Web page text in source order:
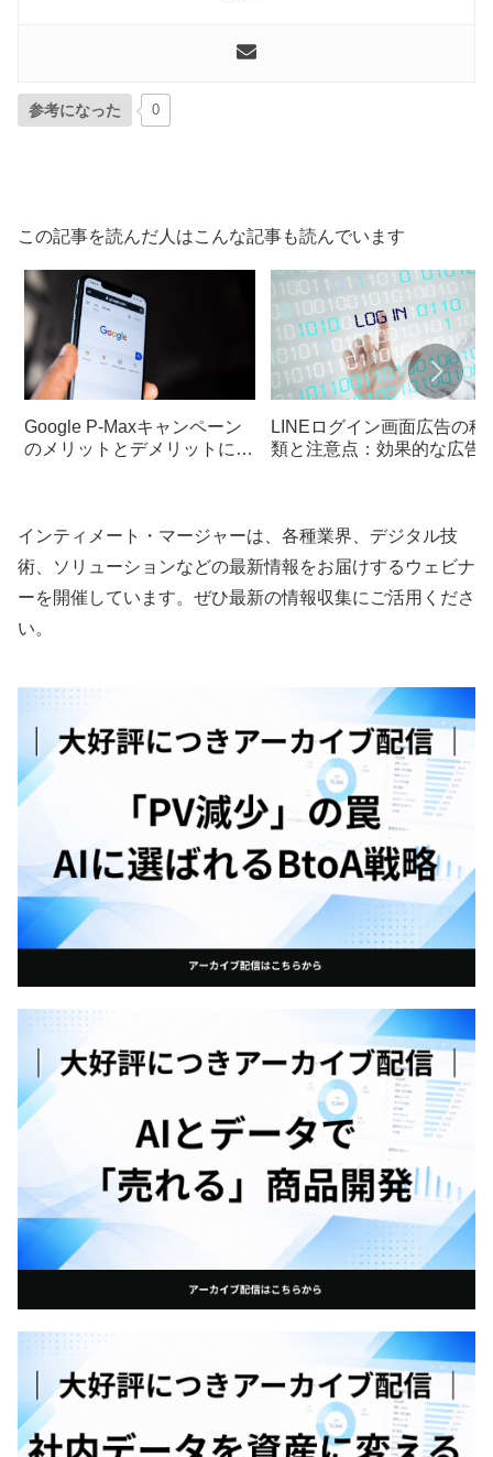
参考になった 0
この記事を読んだ人はこんな記事も読んでいます
Google P-Maxキャンペーン
のメリットとデメリットにつ
LINEログイン画面広告の種
類と注意点：効果的な広告
インティメート・マージャーは、各種業界、デジタル技
術、ソリューションなどの最新情報をお届けするウェビナ
ーを開催しています。ぜひ最新の情報収集にご活用くださ
い。